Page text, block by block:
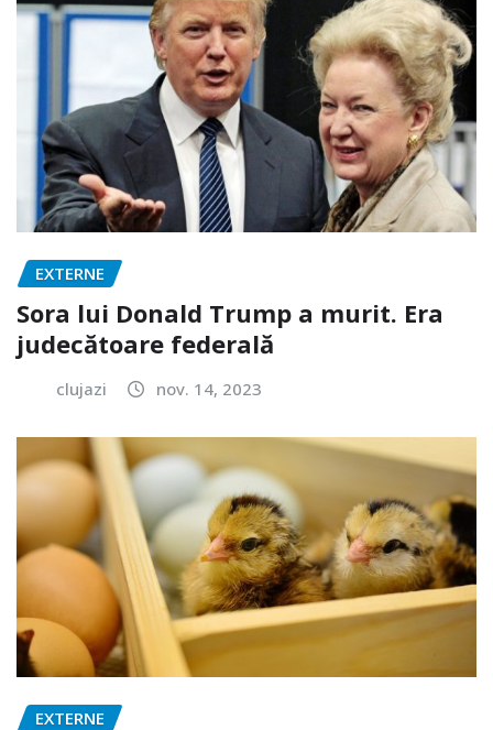
EXTERNE
Sora lui Donald Trump a murit. Era
judecătoare federală
clujazi nov. 14, 2023
EXTERNE